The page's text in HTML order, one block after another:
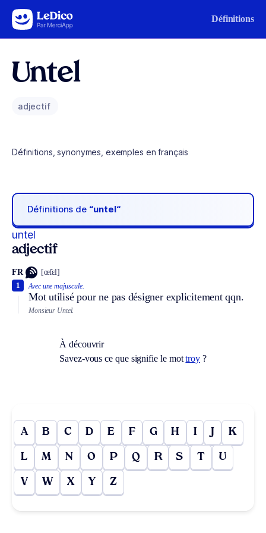
Aller au contenu Définitions
Untel
adjectif
Définitions, synonymes, exemples en français
Définitions de “untel“
untel
adjectif
FR [œ̃tɛl]
Avec une majuscule.
Mot utilisé pour ne pas désigner explicitement qqn.
1
Monsieur Untel.
À découvrir
Savez-vous ce que signifie le mottroy ?
A B C D E F G H I J K
L M N O P Q R S T U
V W X Y Z